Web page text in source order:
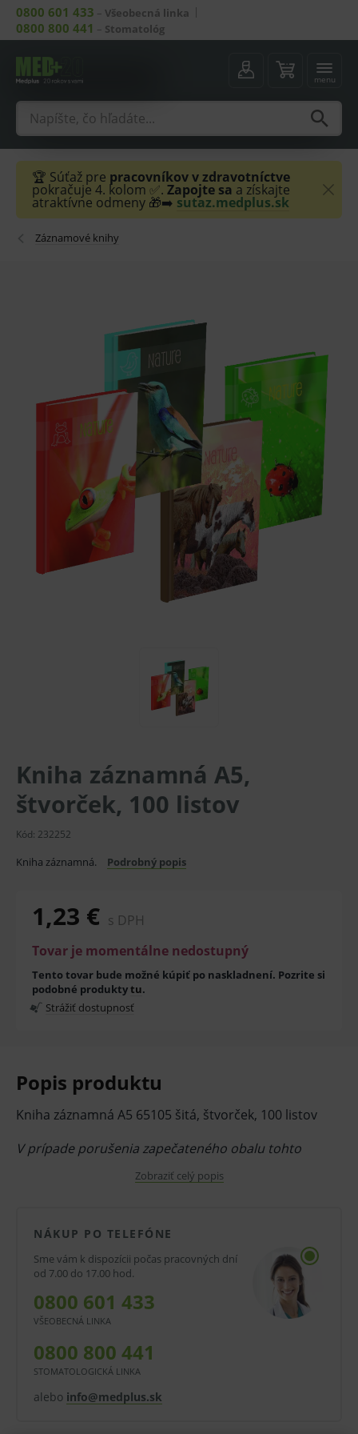
0800 601 433 – Všeobecná linka
0800 800 441 – Stomatológ
menu
🏆 Súťaž pre pracovníkov v zdravotníctve
pokračuje 4. kolom ✅. Zapojte sa a získajte
atraktívne odmeny 🎁➡️ sutaz.medplus.sk
Záznamové knihy
Kniha záznamná A5,
štvorček, 100 listov
Kód: 232252
Kniha záznamná. Podrobný popis
1,23 € s DPH
Tovar je momentálne nedostupný
Tento tovar bude možné kúpiť po naskladnení. Pozrite si
podobné produktytu.
Strážiť dostupnosť
Popis produktu
Kniha záznamná A5 65105 šitá, štvorček, 100 listov
V prípade porušenia zapečateného obalu tohto
tovaru nie je z dôvodu ochrany zdravia alebo
Zobraziť celý popis
NÁKUP PO TELEFÓNE
Sme vám k dispozícii počas pracovných dní
od 7.00 do 17.00 hod.
0800 601 433
VŠEOBECNÁ LINKA
0800 800 441
STOMATOLOGICKÁ LINKA
alebo info@medplus.sk